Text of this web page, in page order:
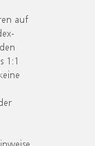
auf
1:1